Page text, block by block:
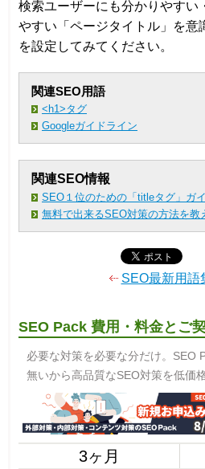
検索ユーザーにも分かりやすい
やすい「ページタイトル」を意
を設定してみてください。
関連SEO用語
<h1>タグ
Googleガイドライン
関連SEO情報
SEO１位のための「titleタグ」ガ
無料で出来るSEO対策の方法を教
SEO最新用語
SEO Pack 費用・料金とご
必要な対策を必要な分だけ。SEO
無いから高品質なSEO対策を低価
3ヶ月